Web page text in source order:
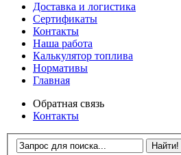
Доставка и логистика
Сертификаты
Контакты
Наша работа
Калькулятор топлива
Нормативы
Главная
Обратная связь
Контакты